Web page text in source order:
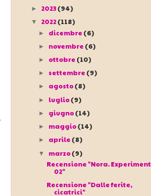
► 2023(94)
▼ 2022(118)
► dicembre (6)
► novembre (6)
► ottobre (10)
► settembre (9)
► agosto(8)
► luglio(9)
► giugno(14)
► maggio(14)
► aprile (8)
▼ marzo(9)
Recensione "Nora. Experiment
02"
Recensione "Dalle ferite,
cicatrici"